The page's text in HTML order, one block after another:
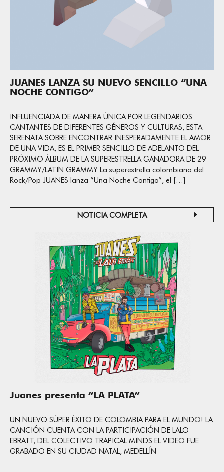
JUANES LANZA SU NUEVO SENCILLO “UNA
NOCHE CONTIGO”
INFLUENCIADA DE MANERA ÚNICA POR LEGENDARIOS
CANTANTES DE DIFERENTES GÉNEROS Y CULTURAS, ESTA
SERENATA SOBRE ENCONTRAR INESPERADAMENTE EL AMOR
DE UNA VIDA, ES EL PRIMER SENCILLO DE ADELANTO DEL
PRÓXIMO ÁLBUM DE LA SUPERESTRELLA GANADORA DE 29
GRAMMY/LATIN GRAMMY La superestrella colombiana del
Rock/Pop JUANES lanza “Una Noche Contigo“, el […]
NOTICIA COMPLETA
Juanes presenta “LA PLATA”
UN NUEVO SÚPER ÉXITO DE COLOMBIA PARA EL MUNDO! LA
CANCIÓN CUENTA CON LA PARTICIPACIÓN DE LALO
EBRATT, DEL COLECTIVO TRAPICAL MINDS EL VIDEO FUE
GRABADO EN SU CIUDAD NATAL, MEDELLÍN